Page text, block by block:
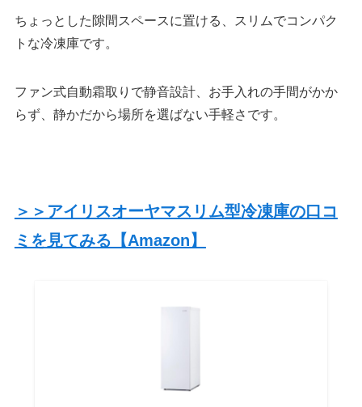
ちょっとした隙間スペースに置ける、スリムでコンパク
トな冷凍庫です。
ファン式自動霜取りで静音設計、お手入れの手間がかか
らず、静かだから場所を選ばない手軽さです。
＞＞アイリスオーヤマスリム型冷凍庫の口コ
ミを見てみる【Amazon】